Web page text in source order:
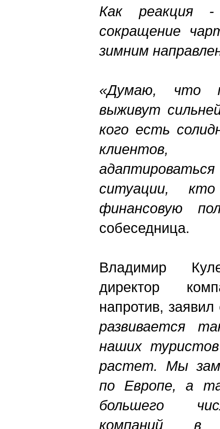
Как реакция
сокращение
зимним
«Думаю, что
выживут
кого есть
клиентов,
ситуации,
финансовую
собеседница.
Владимир
директор
напротив,
развивается
наших
растет. Мы
по Европе, а
большего
компаний в